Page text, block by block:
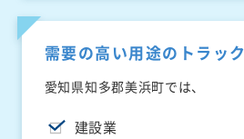
需要の高い用途のトラック
愛知県知多郡美浜町では、
建設業